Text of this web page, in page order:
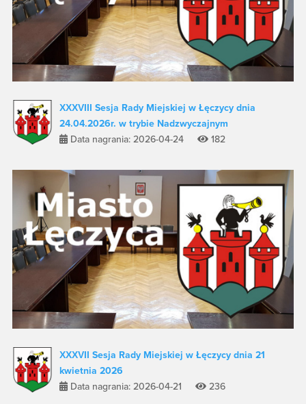
XXXVIII Sesja Rady Miejskiej w Łęczycy dnia
24.04.2026r. w trybie Nadzwyczajnym
Data nagrania: 2026-04-24
182
XXXVII Sesja Rady Miejskiej w Łęczycy dnia 21
kwietnia 2026
Data nagrania: 2026-04-21
236